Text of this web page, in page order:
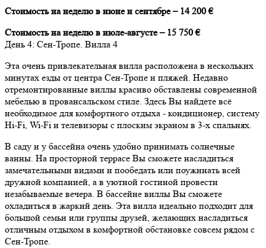
Стоимость на неделю в июне и сентябре – 14 200 €
Стоимость на неделю в июле-августе – 15 750 €
День 4: Сен-Тропе. Вилла 4
Эта очень привлекательная вилла расположена в нескольких
минутах езды от центра Сен-Тропе и пляжей. Недавно
отремонтированные виллы красиво обставлены современной
мебелью в провансальском стиле. Здесь Вы найдете всё
необходимое для комфортного отдыха - кондиционер, систему
Hi-Fi, Wi-Fi и телевизоры с плоским экраном в 3-х спальнях.
В саду и у бассейна очень удобно принимать солнечные
ванны. На просторной террасе Вы сможете насладиться
замечательными видами и пообедать или поужинать всей
дружной компанией, а в уютной гостиной провести
незабываемые вечера. В бассейне виллы Вы сможете
охладиться в жаркий день. Эта вилла идеально подходит для
большой семьи или группы друзей, желающих насладиться
отличным отдыхом в комфортной обстановке совсем рядом с
Сен-Тропе.